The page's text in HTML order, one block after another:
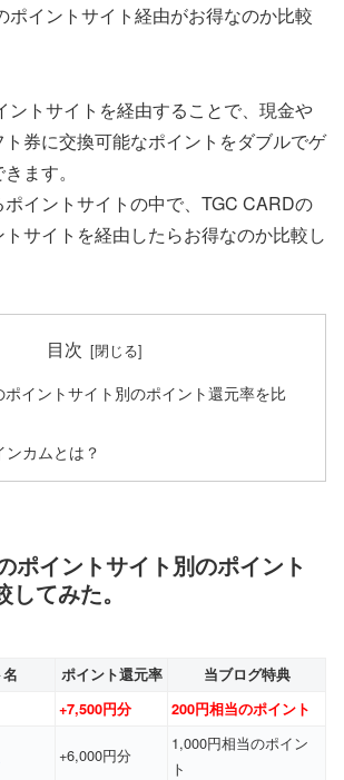
ポイントサイト経由がお得なのか比較
ントサイトを経由することで、現金や
券に交換可能なポイントをダブルでゲ
ます。
イントサイトの中で、TGC CARDの
サイトを経由したらお得なのか比較し
目次
イントサイト別のポイント還元率を比
ンカムとは？
ポイントサイト別のポイント
てみた。
ポイント還元率 当ブログ特典
+7,500円分 200円相当のポイント
+6,000円分
1,000円相当のポイン
ト